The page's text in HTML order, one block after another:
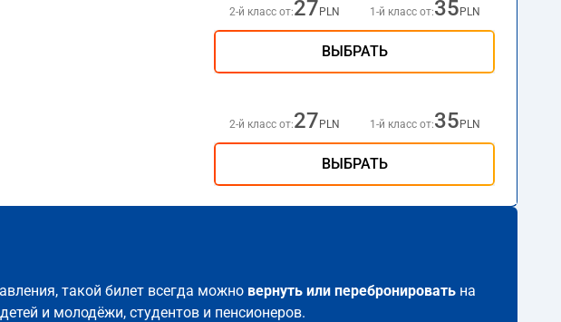
2-й класс от:27 PLN 1-й класс от:35 PLN
ВЫБРАТЬ
2-й класс от:27 PLN 1-й класс от:35 PLN
ВЫБРАТЬ
такой билет всегда можно вернуть или перебронировать на
и молодёжи, студентов и пенсионеров.